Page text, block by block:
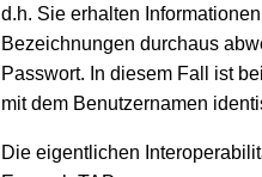
d.h. Sie erhalten
Bezeichnungen durchaus
Passwort. In diesem Fall ist
mit dem Benutzernamen
Die eigentlichen